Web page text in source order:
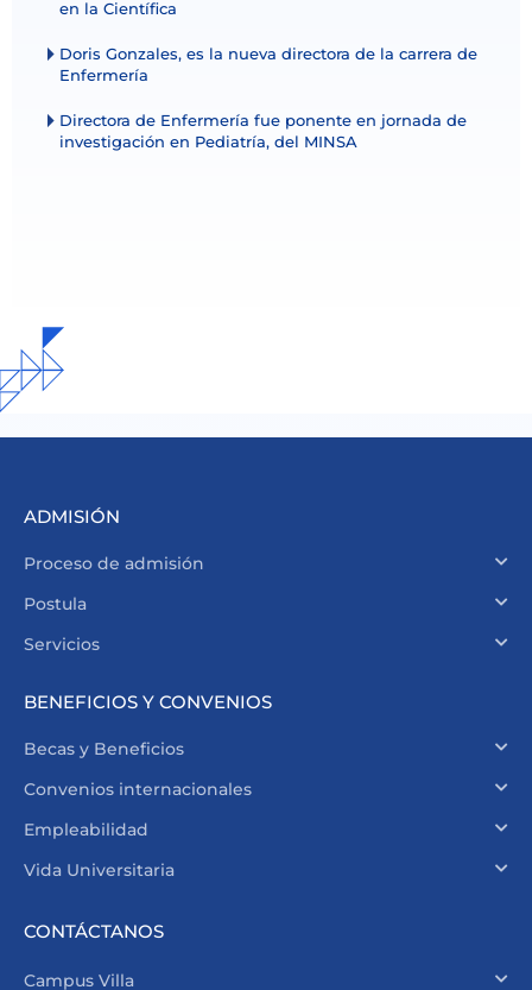
en la Científica
Doris Gonzales, es la nueva directora de la carrera de
Enfermería
Directora de Enfermería fue ponente en jornada de
investigación en Pediatría, del MINSA
ADMISIÓN
Proceso de admisión
Postula
Servicios
BENEFICIOS Y CONVENIOS
Becas y Beneficios
Convenios internacionales
Empleabilidad
Vida Universitaria
CONTÁCTANOS
Campus Villa